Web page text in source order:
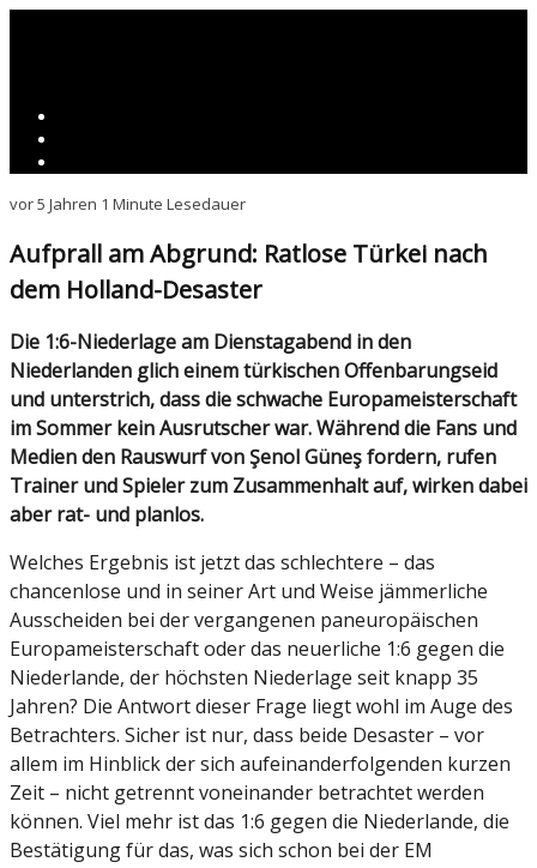
vor 5 Jahren 1 Minute Lesedauer
Aufprall am Abgrund: Ratlose Türkei nach
dem Holland-Desaster
Die 1:6-Niederlage am Dienstagabend in den
Niederlanden glich einem türkischen Offenbarungseid
und unterstrich, dass die schwache Europameisterschaft
im Sommer kein Ausrutscher war. Während die Fans und
Medien den Rauswurf von Şenol Güneş fordern, rufen
Trainer und Spieler zum Zusammenhalt auf, wirken dabei
aber rat- und planlos.
Welches Ergebnis ist jetzt das schlechtere – das
chancenlose und in seiner Art und Weise jämmerliche
Ausscheiden bei der vergangenen paneuropäischen
Europameisterschaft oder das neuerliche 1:6 gegen die
Niederlande, der höchsten Niederlage seit knapp 35
Jahren? Die Antwort dieser Frage liegt wohl im Auge des
Betrachters. Sicher ist nur, dass beide Desaster – vor
allem im Hinblick der sich aufeinanderfolgenden kurzen
Zeit – nicht getrennt voneinander betrachtet werden
können. Viel mehr ist das 1:6 gegen die Niederlande, die
Bestätigung für das, was sich schon bei der EM